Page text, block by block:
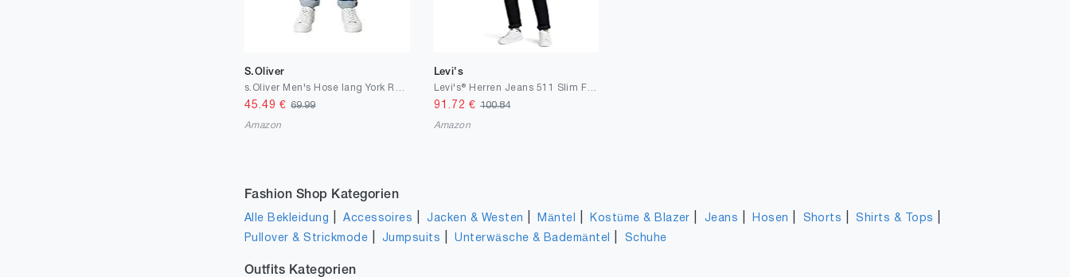
S.Oliver
45.49 €69.99
Amazon
Levi's
91.72 € 100.84
Amazon
Fashion Shop Kategorien
Alle Bekleidung |Accessoires |Jacken & Westen Mäntel Kostüme & Blazer Jeans Hosen Shorts |Shirts & Tops
Pullover & Strickmode |Jumpsuits |Unterwäsche & Bademäntel Schuhe
Outfits Kategorien